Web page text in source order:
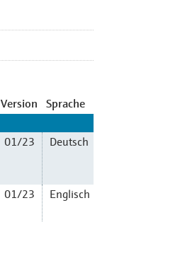
Version
Sprache
01/23 Deutsch
01/23 Englisch